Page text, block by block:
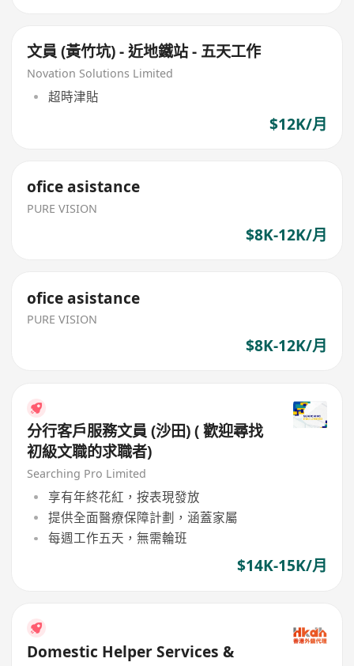
文員 (黃竹坑) - 近地鐵站 - 五天工作
Novation Solutions Limited
超時津貼
$12K/月
ofice asistance
PURE VISION
$8K-12K/月
ofice asistance
PURE VISION
$8K-12K/月
分行客戶服務文員 (沙田) ( 歡迎尋找
初級文職的求職者)
Searching Pro Limited
享有年終花紅，按表現發放
提供全面醫療保障計劃，涵蓋家屬
每週工作五天，無需輪班
$14K-15K/月
Domestic Helper Services &